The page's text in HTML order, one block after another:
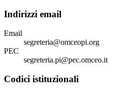
Indirizzi email
Email
segreteria@omceopi.org
PEC
segreteria.pi@pec.omceo.it
Codici istituzionali